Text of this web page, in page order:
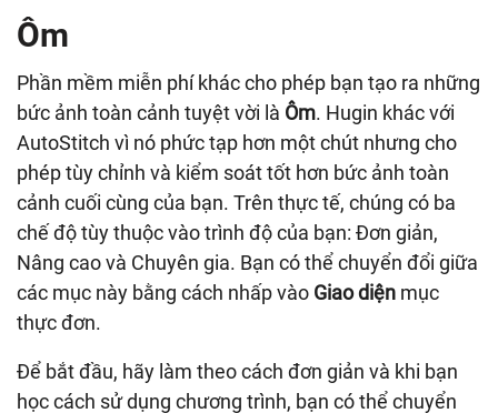
Ôm
Phần mềm miễn phí khác cho phép bạn tạo ra những
bức ảnh toàn cảnh tuyệt vời là Ôm. Hugin khác với
AutoStitch vì nó phức tạp hơn một chút nhưng cho
phép tùy chỉnh và kiểm soát tốt hơn bức ảnh toàn
cảnh cuối cùng của bạn. Trên thực tế, chúng có ba
chế độ tùy thuộc vào trình độ của bạn: Đơn giản,
Nâng cao và Chuyên gia. Bạn có thể chuyển đổi giữa
các mục này bằng cách nhấp vào Giao diện mục
thực đơn.
Để bắt đầu, hãy làm theo cách đơn giản và khi bạn
học cách sử dụng chương trình, bạn có thể chuyển